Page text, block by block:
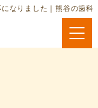
なりました｜熊谷の歯科